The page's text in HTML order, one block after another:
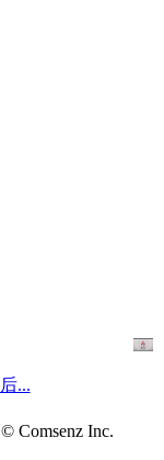
...
© Comsenz Inc.